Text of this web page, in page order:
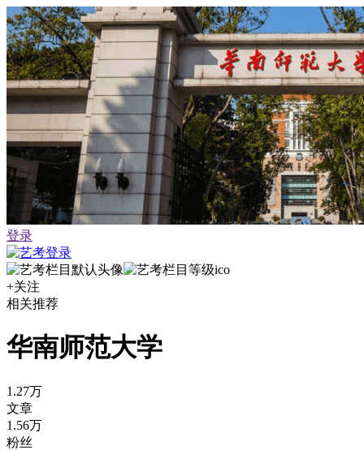
登录
+关注
相关推荐
华南师范大学
1.27万
文章
1.56万
粉丝